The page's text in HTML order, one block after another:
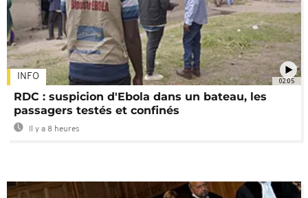
02:05
INFO
RDC : suspicion d'Ebola dans un bateau, les
passagers testés et confinés
Il y a 8 heures